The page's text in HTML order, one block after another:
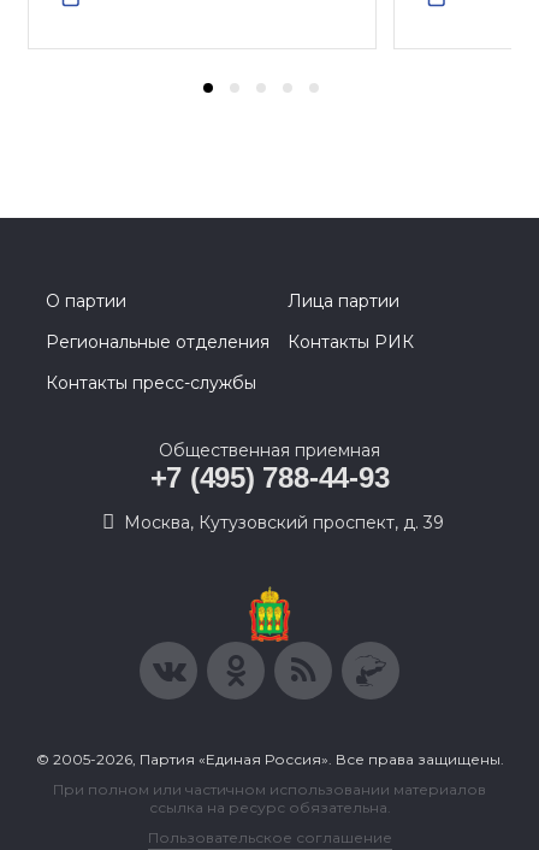
О партии
Лица партии
Региональные отделения
Контакты РИК
Контакты пресс-службы
Общественная приемная
+7 (495) 788-44-93
Москва, Кутузовский проспект, д. 39
© 2005-2026, Партия «Единая Россия». Все права защищены.
При полном или частичном использовании материалов
ссылка на ресурс обязательна.
Пользовательское соглашение